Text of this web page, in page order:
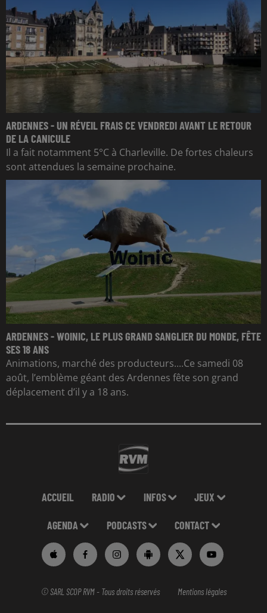
ARDENNES - UN RÉVEIL FRAIS CE VENDREDI AVANT LE RETOUR
DE LA CANICULE
Il a fait notamment 5°C à Charleville. De fortes chaleurs
sont attendues la semaine prochaine.
ARDENNES - WOINIC, LE PLUS GRAND SANGLIER DU MONDE, FÊTE
SES 18 ANS
Animations, marché des producteurs....Ce samedi 08
août, l’emblème géant des Ardennes fête son grand
déplacement d’il y a 18 ans.
ACCUEIL RADIO INFOS JEUX
AGENDA PODCASTS CONTACT
© SARL SCOP RVM - Tous droits réservés Mentions légales